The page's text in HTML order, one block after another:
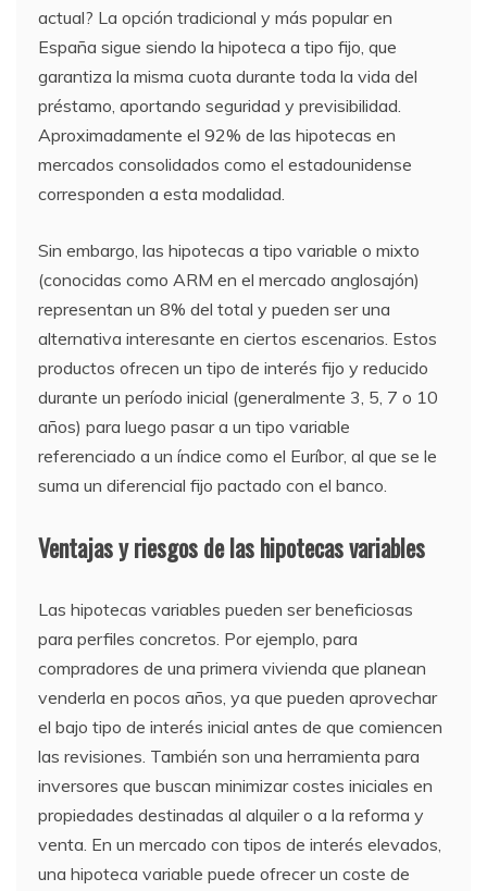
actual? La opción tradicional y más popular en
España sigue siendo la hipoteca a tipo fijo, que
garantiza la misma cuota durante toda la vida del
préstamo, aportando seguridad y previsibilidad.
Aproximadamente el 92% de las hipotecas en
mercados consolidados como el estadounidense
corresponden a esta modalidad.
Sin embargo, las hipotecas a tipo variable o mixto
(conocidas como ARM en el mercado anglosajón)
representan un 8% del total y pueden ser una
alternativa interesante en ciertos escenarios. Estos
productos ofrecen un tipo de interés fijo y reducido
durante un período inicial (generalmente 3, 5, 7 o 10
años) para luego pasar a un tipo variable
referenciado a un índice como el Euríbor, al que se le
suma un diferencial fijo pactado con el banco.
Ventajas y riesgos de las hipotecas variables
Las hipotecas variables pueden ser beneficiosas
para perfiles concretos. Por ejemplo, para
compradores de una primera vivienda que planean
venderla en pocos años, ya que pueden aprovechar
el bajo tipo de interés inicial antes de que comiencen
las revisiones. También son una herramienta para
inversores que buscan minimizar costes iniciales en
propiedades destinadas al alquiler o a la reforma y
venta. En un mercado con tipos de interés elevados,
una hipoteca variable puede ofrecer un coste de